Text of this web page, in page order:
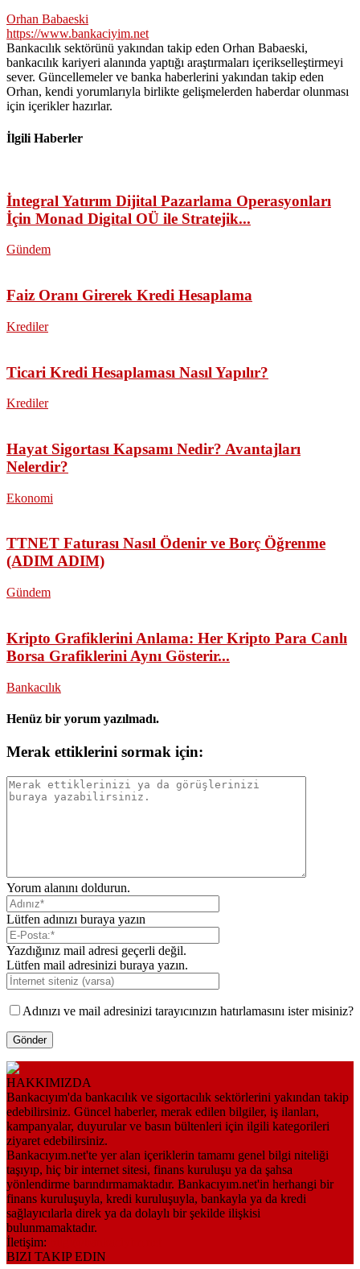
Orhan Babaeski
https://www.bankaciyim.net
Bankacılık sektörünü yakından takip eden Orhan Babaeski,
bankacılık kariyeri alanında yaptığı araştırmaları içerikselleştirmeyi
sever. Güncellemeler ve banka haberlerini yakından takip eden
Orhan, kendi yorumlarıyla birlikte gelişmelerden haberdar olunması
için içerikler hazırlar.
İlgili Haberler
İntegral Yatırım Dijital Pazarlama Operasyonları
İçin Monad Digital OÜ ile Stratejik...
Gündem
Faiz Oranı Girerek Kredi Hesaplama
Krediler
Ticari Kredi Hesaplaması Nasıl Yapılır?
Krediler
Hayat Sigortası Kapsamı Nedir? Avantajları
Nelerdir?
Ekonomi
TTNET Faturası Nasıl Ödenir ve Borç Öğrenme
(ADIM ADIM)
Gündem
Kripto Grafiklerini Anlama: Her Kripto Para Canlı
Borsa Grafiklerini Aynı Gösterir...
Bankacılık
Henüz bir yorum yazılmadı.
Merak ettiklerini sormak için:
Yorum alanını doldurun.
Lütfen adınızı buraya yazın
Yazdığınız mail adresi geçerli değil.
Lütfen mail adresinizi buraya yazın.
Adınızı ve mail adresinizi tarayıcınızın hatırlamasını ister misiniz?
HAKKIMIZDA
Bankacıyım'da bankacılık ve sigortacılık sektörlerini yakından takip
edebilirsiniz. Güncel haberler, merak edilen bilgiler, iş ilanları,
kampanyalar, duyurular ve basın bültenleri için ilgili kategorileri
ziyaret edebilirsiniz.
Bankacıyım.net'te yer alan içeriklerin tamamı genel bilgi niteliği
taşıyıp, hiç bir internet sitesi, finans kuruluşu ya da şahsa
yönlendirme barındırmamaktadır. Bankacıyım.net'in herhangi bir
finans kuruluşuyla, kredi kuruluşuyla, bankayla ya da kredi
sağlayıcılarla direk ya da dolaylı bir şekilde ilişkisi
bulunmamaktadır.
İletişim:
BIZI TAKIP EDIN